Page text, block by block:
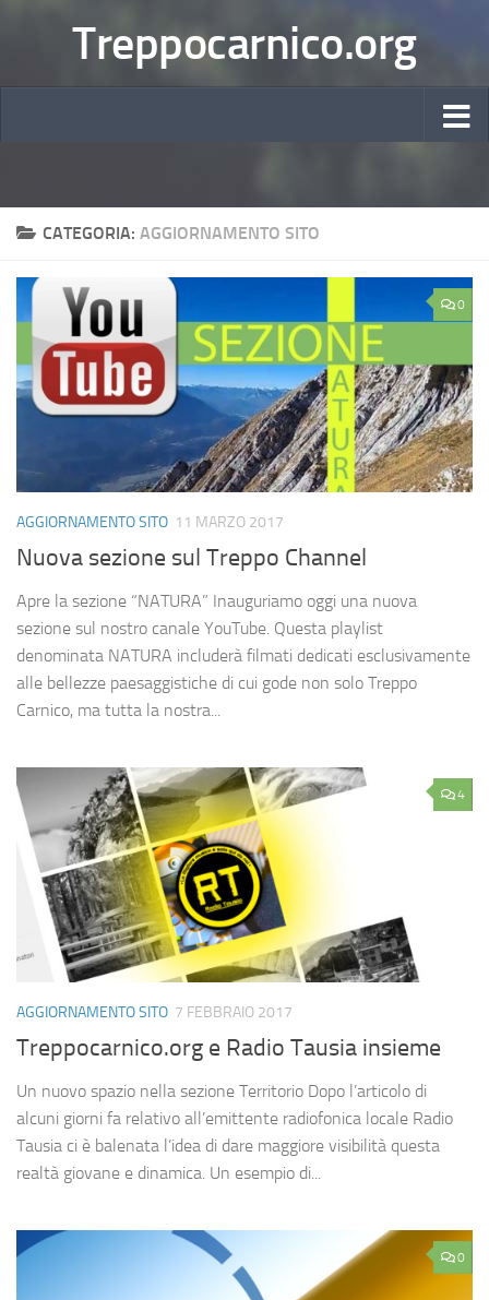
Treppocarnico.org
CATEGORIA: AGGIORNAMENTO SITO
0
AGGIORNAMENTO SITO 11 MARZO 2017
Nuova sezione sul Treppo Channel
Apre la sezione “NATURA” Inauguriamo oggi una nuova
sezione sul nostro canale YouTube. Questa playlist
denominata NATURA includerà filmati dedicati esclusivamente
alle bellezze paesaggistiche di cui gode non solo Treppo
Carnico, ma tutta la nostra...
4
AGGIORNAMENTO SITO 7 FEBBRAIO 2017
Treppocarnico.org e Radio Tausia insieme
Un nuovo spazio nella sezione Territorio Dopo l’articolo di
alcuni giorni fa relativo all’emittente radiofonica locale Radio
Tausia ci è balenata l’idea di dare maggiore visibilità questa
realtà giovane e dinamica. Un esempio di...
0